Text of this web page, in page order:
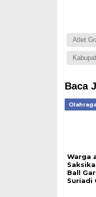
Atlet
Baca
Warga
Ball
Suriadi